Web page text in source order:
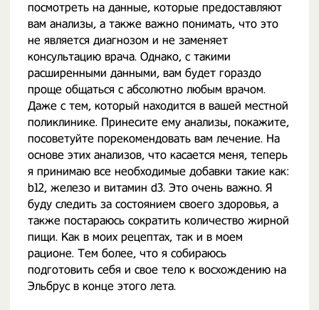
посмотреть на данные, которые предоставляют
вам анализы, а также важно понимать, что это
не является диагнозом и не заменяет
консультацию врача. Однако, с такими
расширенными данными, вам будет гораздо
проще общаться с абсолютно любым врачом.
Даже с тем, который находится в вашей местной
поликлинике. Принесите ему анализы, покажите,
посоветуйте порекомендовать вам лечение. На
основе этих анализов, что касается меня, теперь
я принимаю все необходимые добавки такие как:
b12, железо и витамин d3. Это очень важно. Я
буду следить за состоянием своего здоровья, а
также постараюсь сократить количество жирной
пищи. Как в моих рецептах, так и в моем
рационе. Тем более, что я собираюсь
подготовить себя и свое тело к восхождению на
Эльбрус в конце этого лета.